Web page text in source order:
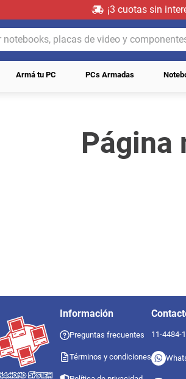
¡3 cuotas sin
placas de video y componentes...
Armá tu PC PCs Armadas
Página
Información
Preguntas frecuentes
Términos y condiciones
11-4484-